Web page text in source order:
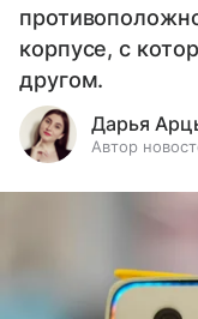
корпусе, с
другом.
Дарья
Автор